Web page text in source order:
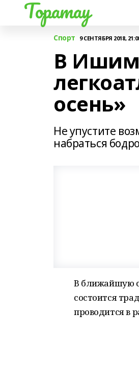
Торатау
Спорт 9 СЕНТЯБРЯ 2018,
В
осень»
Не упустите
набраться
В ближайшую
состоится
проводится в